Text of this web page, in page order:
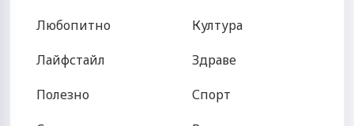
Любопитно
Лайфстайл
Полезно
Култура
Здраве
Спорт